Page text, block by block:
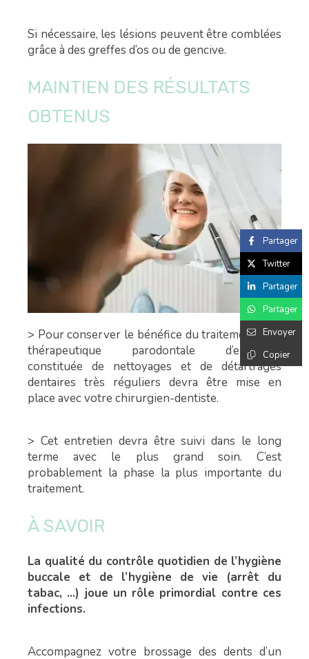
Si nécessaire, les lésions peuvent être comblées
grâce à des greffes d’os ou de gencive.
MAINTIEN DES RÉSULTATS
OBTENUS
> Pour conserver le bénéfice du traitement, une
thérapeutique parodontale d’entretien
constituée de nettoyages et de détartrages
dentaires très réguliers devra être mise en
place avec votre chirurgien-dentiste.
> Cet entretien devra être suivi dans le long
terme avec le plus grand soin. C’est
probablement la phase la plus importante du
traitement.
À SAVOIR
La qualité du contrôle quotidien de l’hygiène
buccale et de l’hygiène de vie (arrêt du
tabac, ...) joue un rôle primordial contre ces
infections.
Accompagnez votre brossage des dents d’un
Partager
Twitter
Partager
Partager
Envoyer
Copier